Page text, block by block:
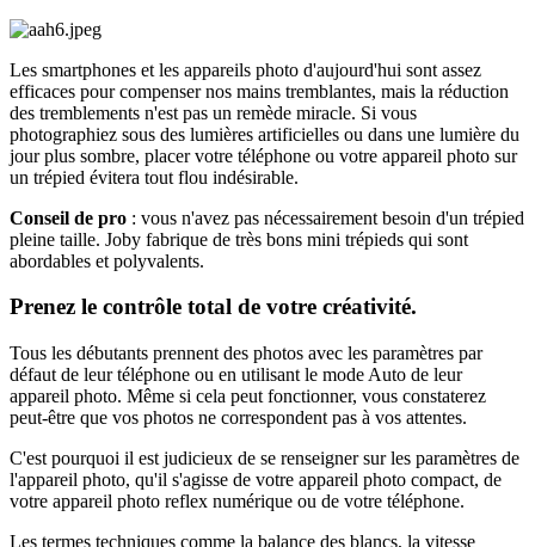
Les smartphones et les appareils photo d'aujourd'hui sont assez
efficaces pour compenser nos mains tremblantes, mais la réduction
des tremblements n'est pas un remède miracle. Si vous
photographiez sous des lumières artificielles ou dans une lumière du
jour plus sombre, placer votre téléphone ou votre appareil photo sur
un trépied évitera tout flou indésirable.
Conseil de pro : vous n'avez pas nécessairement besoin d'un trépied
pleine taille. Joby fabrique de très bons mini trépieds qui sont
abordables et polyvalents.
Prenez le contrôle total de votre créativité.
Tous les débutants prennent des photos avec les paramètres par
défaut de leur téléphone ou en utilisant le mode Auto de leur
appareil photo. Même si cela peut fonctionner, vous constaterez
peut-être que vos photos ne correspondent pas à vos attentes.
C'est pourquoi il est judicieux de se renseigner sur les paramètres de
l'appareil photo, qu'il s'agisse de votre appareil photo compact, de
votre appareil photo reflex numérique ou de votre téléphone.
Les termes techniques comme la balance des blancs, la vitesse